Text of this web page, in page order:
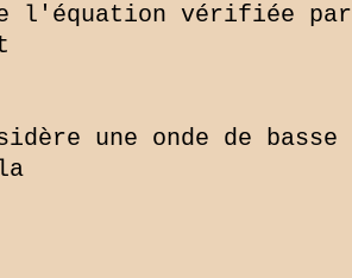
l'équation vérifiée
une onde de